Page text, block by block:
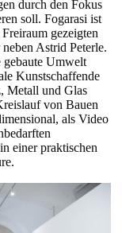
durch den Fokus
soll. Fogarasi ist
gezeigten
Astrid Peterle.
gebaute Umwelt
Kunstschaffende
Metall und Glas
von Bauen
als Video
einer praktischen